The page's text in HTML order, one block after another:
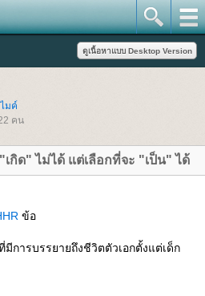
มค์
คน
เกิด" ไม่ได้ แต่เลือกที่จะ "เป็น" ได้
ข้อ
การบรรยายถึงชีวิตตัวเอกตั้งแต่เด็ก